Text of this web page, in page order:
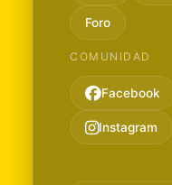
Foro
COMUNIDAD
Facebook
Instagram